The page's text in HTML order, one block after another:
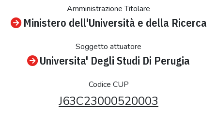
Amministrazione Titolare
Ministero dell'Università e della Ricerca
Soggetto attuatore
Universita' Degli Studi Di Perugia
Codice CUP
J63C23000520003